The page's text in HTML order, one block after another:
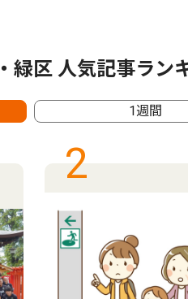
緑区 人気記事ラン
1週間
2